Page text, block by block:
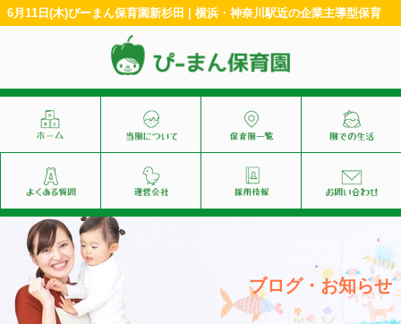
6月11日(木)ぴーまん保育園新杉田 | 横浜・神奈川駅近の企業主導型保育
ブログ・お知らせ